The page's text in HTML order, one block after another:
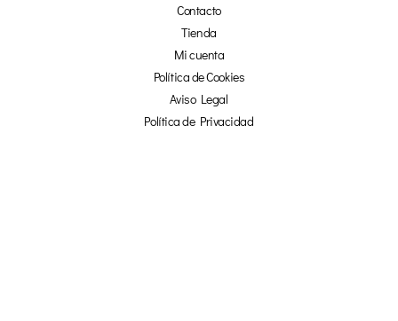
Contacto
Tienda
Mi cuenta
Política de Cookies
Aviso Legal
Política de Privacidad